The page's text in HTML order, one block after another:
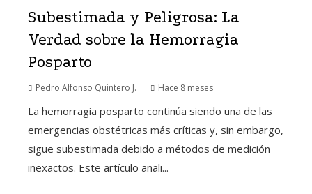
Subestimada y Peligrosa: La
Verdad sobre la Hemorragia
Posparto
Pedro Alfonso Quintero J. Hace 8 meses
La hemorragia posparto continúa siendo una de las
emergencias obstétricas más críticas y, sin embargo,
sigue subestimada debido a métodos de medición
inexactos. Este artículo anali...